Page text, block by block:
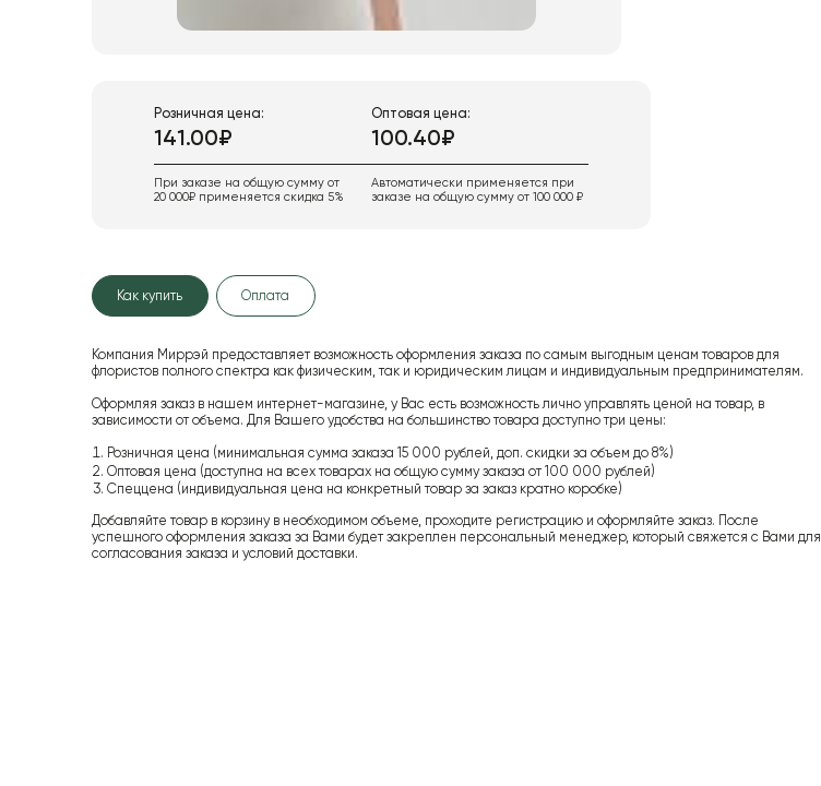
Розничная цена:
141.00₽
При заказе на общую сумму от
20 000₽ применяется скидка 5%
Оптовая цена:
100.40₽
Автоматически применяется при
заказе на общую сумму от 100 000 ₽
Как купить Оплата
Компания Миррэй предоставляет возможность оформления заказа по самым выгодным ценам товаров для
флористов полного спектра как физическим, так и юридическим лицам и индивидуальным предпринимателям.
Оформляя заказ в нашем интернет-магазине, у Вас есть возможность лично управлять ценой на товар, в
зависимости от объема. Для Вашего удобства на большинство товара доступно три цены:
Розничная цена (минимальная сумма заказа 15 000 рублей, доп. скидки за объем до 8%)
Оптовая цена (доступна на всех товарах на общую сумму заказа от 100 000 рублей)
Спеццена (индивидуальная цена на конкретный товар за заказ кратно коробке)
Добавляйте товар в корзину в необходимом объеме, проходите регистрацию и оформляйте заказ. После
успешного оформления заказа за Вами будет закреплен персональный менеджер, который свяжется с Вами для
согласования заказа и условий доставки.